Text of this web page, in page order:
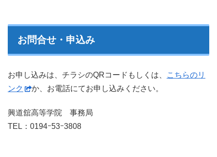
お問合せ・申込み
お申し込みは、チラシのQRコードもしくは、
こちらのリ
ンク
か、お電話にてお申し込みください。
興道舘高等学院 事務局
TEL：0194ｰ53ｰ3808